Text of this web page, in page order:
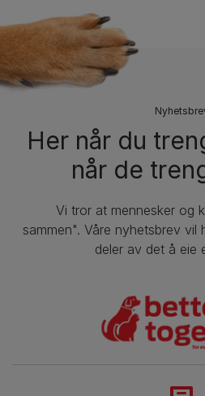
Her når du
når de
Vi tror at mennesker og
sammen". Våre nyhetsbrev vil
deler av det å eie